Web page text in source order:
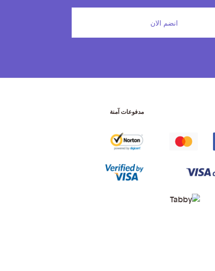
انضم الان
مدفوعات آمنة